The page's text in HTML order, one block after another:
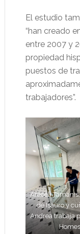
El estudio
“han creado
entre 2007 y
propiedad
puestos de
trabajadores”.
Araceli
de Isauro y
Andrea trabaja
Homes